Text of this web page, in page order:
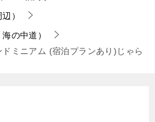
）
の中道）
ミニアム (宿泊プランあり)じゃら